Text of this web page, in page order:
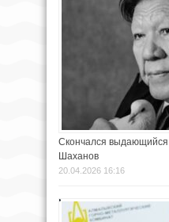
Скончался выдающийся
Шаханов
20.04.2026 16:16